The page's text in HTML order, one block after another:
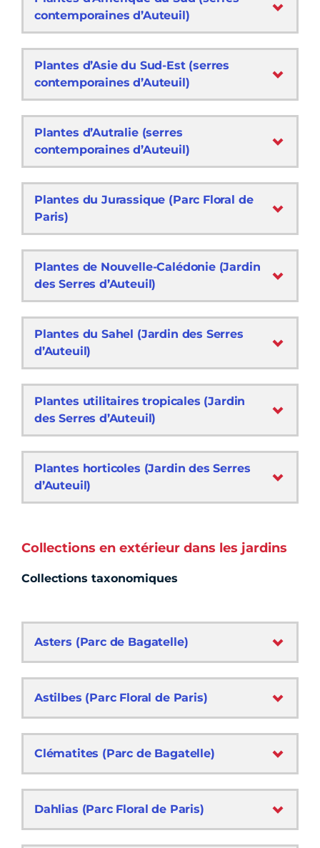
contemporaines d’Auteuil)
Plantes d’Asie du Sud-Est (serres
contemporaines d’Auteuil)
Plantes d’Autralie (serres
contemporaines d’Auteuil)
Plantes du Jurassique (Parc Floral de
Paris)
Plantes de Nouvelle-Calédonie (Jardin
des Serres d’Auteuil)
Plantes du Sahel (Jardin des Serres
d’Auteuil)
Plantes utilitaires tropicales (Jardin
des Serres d’Auteuil)
Plantes horticoles (Jardin des Serres
d’Auteuil)
Collections en extérieur dans les jardins
Collections taxonomiques
Asters (Parc de Bagatelle)
Astilbes (Parc Floral de Paris)
Clématites (Parc de Bagatelle)
Dahlias (Parc Floral de Paris)